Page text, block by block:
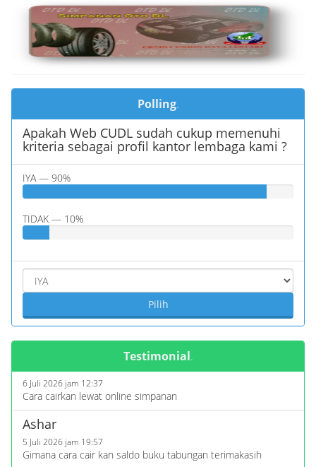
Polling.
Apakah Web CUDL sudah cukup memenuhi
kriteria sebagai profil kantor lembaga kami ?
IYA — 90%
TIDAK — 10%
Pilih
Testimonial.
Cara cairkan lewat online simpanan
Ashar
Gimana cara cair kan saldo buku tabungan terimakasih